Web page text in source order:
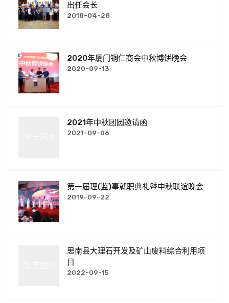
出任会长
2018-04-28
2020年厦门铜仁商会中秋博饼晚会
2020-09-13
2021年中秋团圆邀请函
2021-09-06
第一届理(监)事就职典礼暨中秋联谊晚会
2019-09-22
思南县大理石开发及矿山废料综合利用项
目
2022-09-15